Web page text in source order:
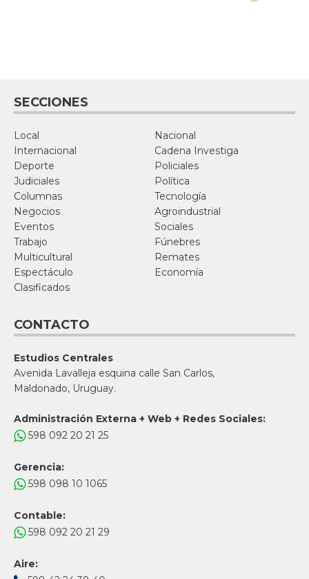
SECCIONES
Local
Nacional
Internacional
Cadena Investiga
Deporte
Policiales
Judiciales
Política
Columnas
Tecnología
Negocios
Agroindustrial
Eventos
Sociales
Trabajo
Fúnebres
Multicultural
Remates
Espectáculo
Economía
Clasificados
CONTACTO
Estudios Centrales
Avenida Lavalleja esquina calle San Carlos,
Maldonado, Uruguay.
Administración Externa + Web + Redes Sociales:
598 092 20 21 25
Gerencia:
598 098 10 1065
Contable:
598 092 20 21 29
Aire: